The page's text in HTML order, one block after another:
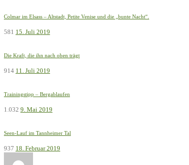
Colmar im Elsass – Altstadt, Petite Venise und die „bunte Nacht“.
581 15. Juli 2019
Die Kraft, die ihn nach oben trägt
914 11. Juli 2019
Trainingstipp – Bergablaufen
1.032 9. Mai 2019
Seen-Lauf im Tannheimer Tal
937 18. Februar 2019